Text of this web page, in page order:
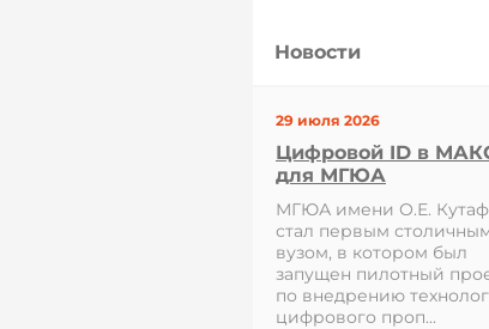
Новости
29 июля 2026
Цифровой ID в
для МГЮА
МГЮА имени О.Е.
стал первым
вузом, в котором был
запущен пилотный
по внедрению
цифрового проп...